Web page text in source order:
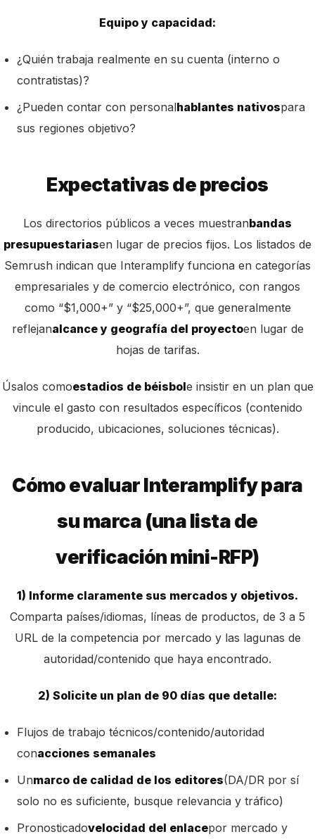
Equipo y capacidad:
¿Quién trabaja realmente en su cuenta (interno o
contratistas)?
¿Pueden contar con personalhablantes nativospara
sus regiones objetivo?
Expectativas de precios
Los directorios públicos a veces muestranbandas
presupuestariasen lugar de precios fijos. Los listados de
Semrush indican que Interamplify funciona en categorías
empresariales y de comercio electrónico, con rangos
como “$1,000+” y “$25,000+”, que generalmente
reflejanalcance y geografía del proyectoen lugar de
hojas de tarifas.
Úsalos comoestadios de béisbole insistir en un plan que
vincule el gasto con resultados específicos (contenido
producido, ubicaciones, soluciones técnicas).
Cómo evaluar Interamplify para
su marca (una lista de
verificación mini-RFP)
1) Informe claramente sus mercados y objetivos.
Comparta países/idiomas, líneas de productos, de 3 a 5
URL de la competencia por mercado y las lagunas de
autoridad/contenido que haya encontrado.
2) Solicite un plan de 90 días que detalle:
Flujos de trabajo técnicos/contenido/autoridad
conacciones semanales
Unmarco de calidad de los editores(DA/DR por sí
solo no es suficiente, busque relevancia y tráfico)
Pronosticadovelocidad del enlacepor mercado y